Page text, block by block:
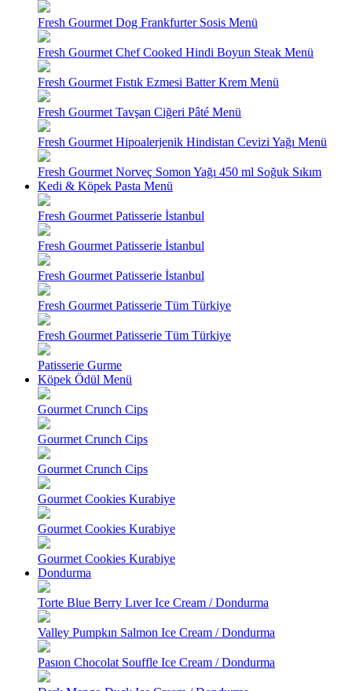
Fresh Gourmet Dog Frankfurter Sosis Menü
Fresh Gourmet Chef Cooked Hindi Boyun Steak Menü
Fresh Gourmet Fıstık Ezmesi Batter Krem Menü
Fresh Gourmet Tavşan Ciğeri Pâté Menü
Fresh Gourmet Hipoalerjenik Hindistan Cevizi Yağı Menü
Fresh Gourmet Norveç Somon Yağı 450 ml Soğuk Sıkım
Kedi & Köpek Pasta Menü
Fresh Gourmet Patisserie İstanbul
Fresh Gourmet Patisserie İstanbul
Fresh Gourmet Patisserie İstanbul
Fresh Gourmet Patisserie Tüm Türkiye
Fresh Gourmet Patisserie Tüm Türkiye
Patisserie Gurme
Köpek Ödül Menü
Gourmet Crunch Cips
Gourmet Crunch Cips
Gourmet Crunch Cips
Gourmet Cookies Kurabiye
Gourmet Cookies Kurabiye
Gourmet Cookies Kurabiye
Dondurma
Torte Blue Berry Lıver Ice Cream / Dondurma
Valley Pumpkın Salmon Ice Cream / Dondurma
Pasıon Chocolat Souffle Ice Cream / Dondurma